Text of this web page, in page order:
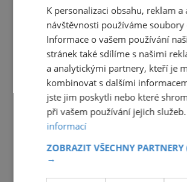
K personalizaci obsahu, reklam a
návštěvnosti používáme soubory
Informace o vašem používání
stránek také sdílíme s našimi
a analytickými partnery, kteří je
kombinovat s dalšími
jste jim poskytli nebo které
při vašem používání jejich
informací
ZOBRAZIT VŠECHNY PARTNERY
→